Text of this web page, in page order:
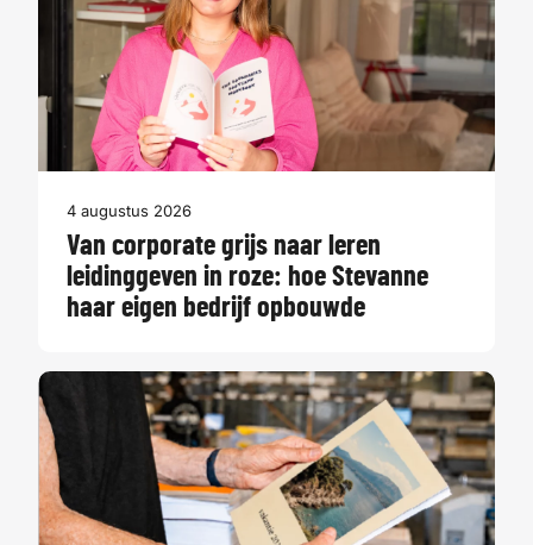
4 augustus 2026
Van corporate grijs naar leren
leidinggeven in roze: hoe Stevanne
haar eigen bedrijf opbouwde